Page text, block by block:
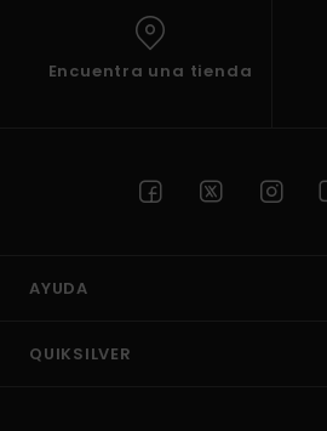
Encuentra una tienda
AYUDA
QUIKSILVER